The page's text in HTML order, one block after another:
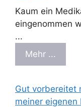
Kaum ein
eingenommen
...
Mehr ...
Gut vorbereitet
meiner eigenen